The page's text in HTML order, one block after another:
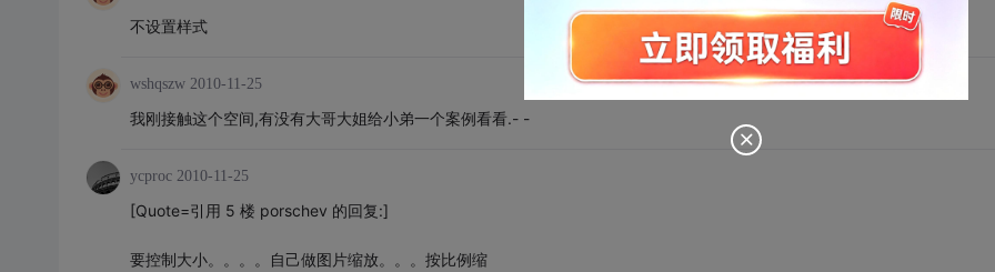
不设置样式
wshqszw 2010-11-25
我刚接触这个空间,有没有大哥大姐给小弟一个案例看看.- -
ycproc 2010-11-25
[Quote=引用 5 楼 porschev 的回复:]
要控制大小。。。。自己做图片缩放。。。按比例缩